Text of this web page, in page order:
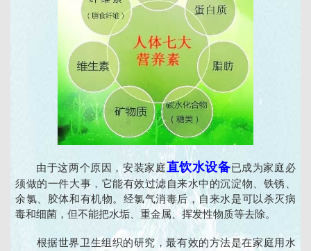
由于这两个原因，安装家庭直饮水设备已成为家庭必
须做的一件大事，它能有效过滤自来水中的沉淀物、铁锈、
余氯、胶体和有机物。经氯气消毒后，自来水是可以杀灭病
毒和细菌，但不能把水垢、重金属、挥发性物质等去除。
​根据世界卫生组织的研究，最有效的方法是在家庭用水